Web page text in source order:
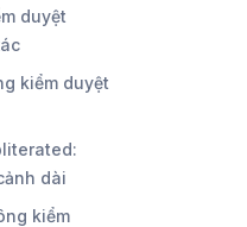
duyệt
kiểm duyệt
dài
kiểm